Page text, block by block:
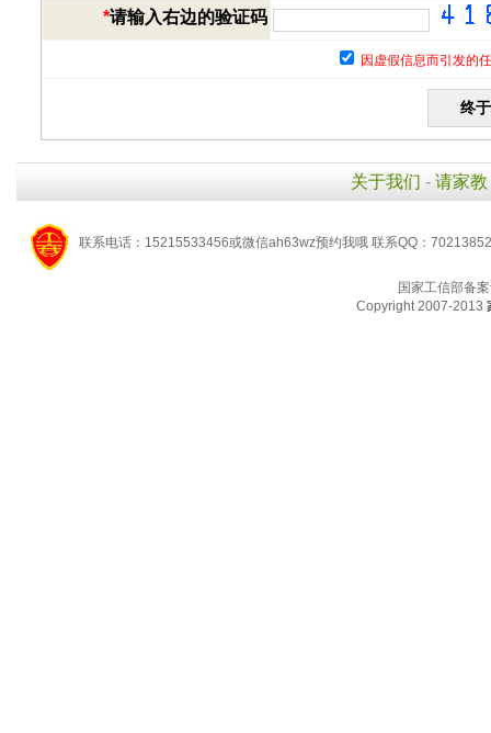
*请输入右边的验证码
因虚假信息而引发的
关于我们 - 请家教
联系电话：15215533456或微信ah63wz预约我哦 联系QQ：
国家工信部备
Copyright 2007-2013